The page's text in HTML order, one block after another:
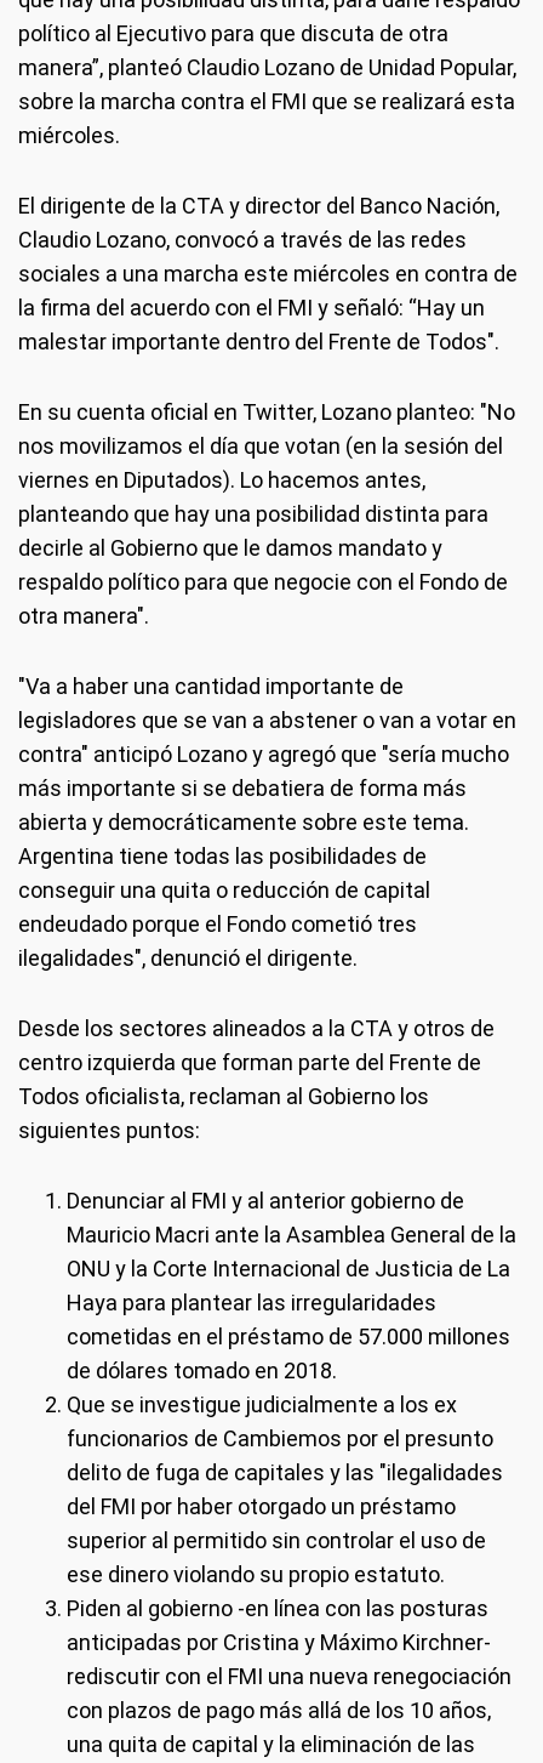
político al Ejecutivo para que discuta de otra
manera”, planteó Claudio Lozano de Unidad Popular,
sobre la marcha contra el FMI que se realizará esta
miércoles.
El dirigente de la CTA y director del Banco Nación,
Claudio Lozano, convocó a través de las redes
sociales a una marcha este miércoles en contra de
la firma del acuerdo con el FMI y señaló: “Hay un
malestar importante dentro del Frente de Todos".
En su cuenta oficial en Twitter, Lozano planteo: "No
nos movilizamos el día que votan (en la sesión del
viernes en Diputados). Lo hacemos antes,
planteando que hay una posibilidad distinta para
decirle al Gobierno que le damos mandato y
respaldo político para que negocie con el Fondo de
otra manera".
"Va a haber una cantidad importante de
legisladores que se van a abstener o van a votar en
contra" anticipó Lozano y agregó que "sería mucho
más importante si se debatiera de forma más
abierta y democráticamente sobre este tema.
Argentina tiene todas las posibilidades de
conseguir una quita o reducción de capital
endeudado porque el Fondo cometió tres
ilegalidades", denunció el dirigente.
Desde los sectores alineados a la CTA y otros de
centro izquierda que forman parte del Frente de
Todos oficialista, reclaman al Gobierno los
siguientes puntos:
Denunciar al FMI y al anterior gobierno de
Mauricio Macri ante la Asamblea General de la
ONU y la Corte Internacional de Justicia de La
Haya para plantear las irregularidades
cometidas en el préstamo de 57.000 millones
de dólares tomado en 2018.
Que se investigue judicialmente a los ex
funcionarios de Cambiemos por el presunto
delito de fuga de capitales y las "ilegalidades
del FMI por haber otorgado un préstamo
superior al permitido sin controlar el uso de
ese dinero violando su propio estatuto.
Piden al gobierno -en línea con las posturas
anticipadas por Cristina y Máximo Kirchner-
rediscutir con el FMI una nueva renegociación
con plazos de pago más allá de los 10 años,
una quita de capital y la eliminación de las